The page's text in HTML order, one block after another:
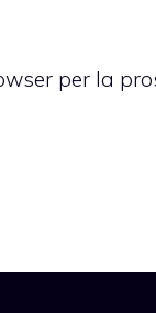
per la